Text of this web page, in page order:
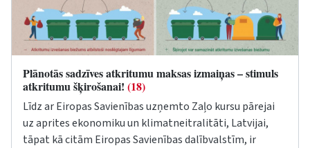
Plānotās sadzīves atkritumu maksas izmaiņas – stimuls
atkritumu šķirošanai! (18)
Līdz ar Eiropas Savienības uzņemto Zaļo kursu pārejai
uz aprites ekonomiku un klimatneitralitāti, Latvijai,
tāpat kā citām Eiropas Savienības dalībvalstīm, ir